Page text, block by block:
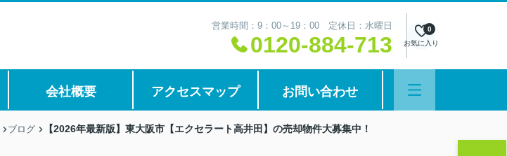
営業時間：9：00～19：00 定休日：水曜日
0120-884-713 お気に入り
0
会社概要 アクセスマップ お問い合わせ
ブログ 【2026年最新版】東大阪市【エクセラート高井田】の売却物件大募集中！